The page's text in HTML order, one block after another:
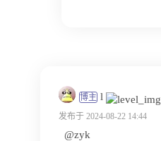
博主 l
发布于 2024-08-22 14:44
@zyk